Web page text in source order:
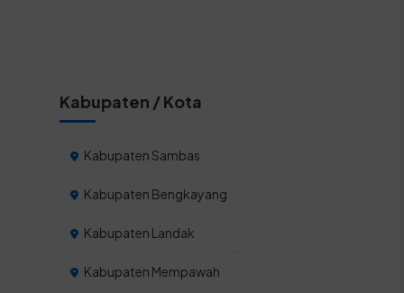
Kabupaten / Kota
Kabupaten Sambas
Kabupaten Bengkayang
Kabupaten Landak
Kabupaten Mempawah